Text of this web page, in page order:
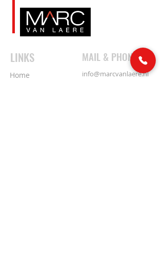
LINKS MAIL & PHONE
Home info@marcvanlaere.nl